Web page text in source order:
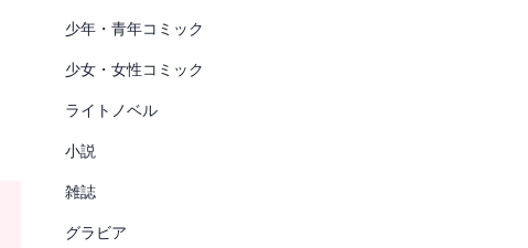
少年・青年コミック
少女・女性コミック
ライトノベル
小説
雑誌
グラビア